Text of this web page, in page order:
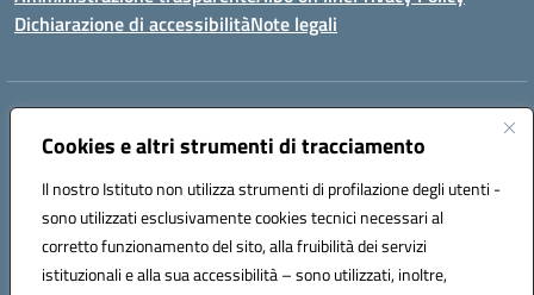
Cookies e altri strumenti di tracciamento
Il nostro Istituto non utilizza strumenti di profilazione degli utenti -
sono utilizzati esclusivamente cookies tecnici necessari al
corretto funzionamento del sito, alla fruibilità dei servizi
istituzionali e alla sua accessibilità – sono utilizzati, inoltre,
Dichiarazione di accessibilitàNote legali
Indirizzo:
Centralino:078170786 Email:caic875002@istruzione.it
Codice fiscale: 90027700922
Codice meccanografico:
CAIC875002
Codice unico di fatturazione (CUF): UFVRG0